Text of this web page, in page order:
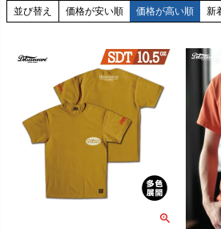
並び替え 価格が安い順 価格が高い順 新